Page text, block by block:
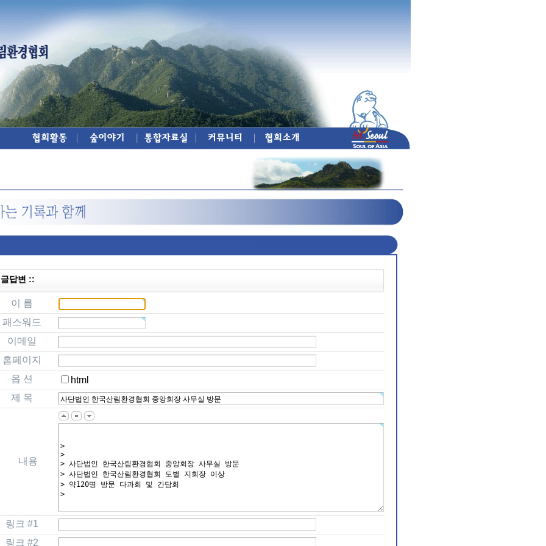
답변 ::
이 름
패스워드
이메일
홈페이지
옵 션
html
제 목
내용
링크 #1
링크 #2